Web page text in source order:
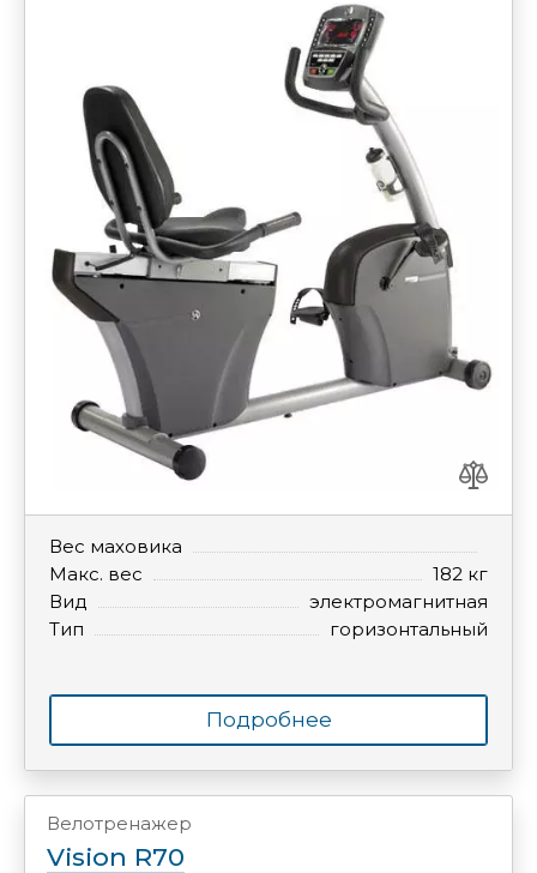
Вес маховика
Макс. вес
182 кг
Вид
электромагнитная
Тип
горизонтальный
Подробнее
Велотренажер
Vision R70